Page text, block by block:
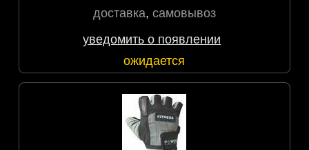
доставка, самовывоз
уведомить о появлении
ожидается